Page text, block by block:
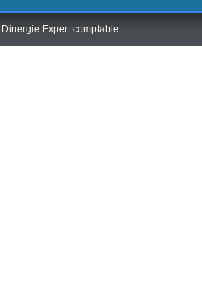
Dinergie Expert comptable